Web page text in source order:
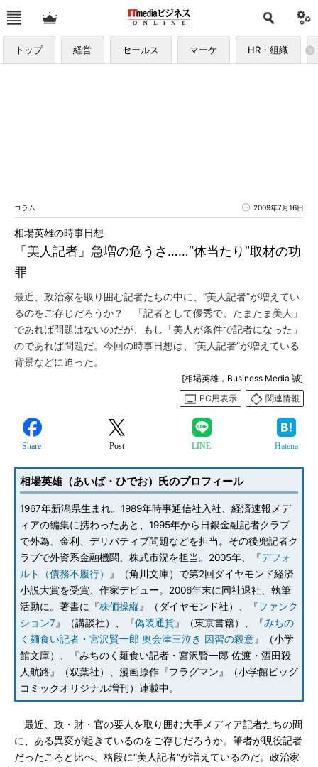
トップ 経営 セールス マーケ HR・組織
コラム 2009年7月16日
「美人記者」急増の危うさ……“体当たり”取材の功
罪
相場英雄の時事日想
最近、政治家を取り囲む記者たちの中に、“美人記者”が増えてい
るのをご存じだろうか？ 「記者として優秀で、たまたま美人」
であれば問題はないのだが、もし「美人が条件で記者になった」
のであれば問題だ。今回の時事日想は、“美人記者”が増えている
背景などに迫った。
[相場英雄，Business Media 誠]
PC用表示
関連情報
Share Post LINE Hatena
相場英雄（あいば・ひでお）氏のプロフィール
1967年新潟県生まれ。1989年時事通信社入社、経済速報メデ
ィアの編集に携わったあと、1995年から日銀金融記者クラブ
で外為、金利、デリバティブ問題などを担当。その後兜記者ク
ラブで外資系金融機関、株式市況を担当。2005年、『デフォ
ルト（債務不履行）
』（角川文庫）で第2回ダイヤモンド経済
小説大賞を受賞、作家デビュー。2006年末に同社退社、執筆
活動に。著書に『株価操縦』（ダイヤモンド社）、『ファンク
ション7 』（講談社）、『偽装通貨』（東京書籍）、『みちの
く麺食い記者・宮沢賢一郎 奥会津三泣き 因習の殺意』（小学
館文庫）、『みちのく麺食い記者・宮沢賢一郎 佐渡・酒田殺
人航路』（双葉社）、漫画原作『フラグマン』（小学館ビッグ
コミックオリジナル増刊）連載中。
最近、政・財・官の要人を取り囲む大手メディア記者たちの間
に、ある異変が起きているのをご存じだろうか。筆者が現役記者
だったころと比べ、格段に“美人記者”が増えているのだ。政治家